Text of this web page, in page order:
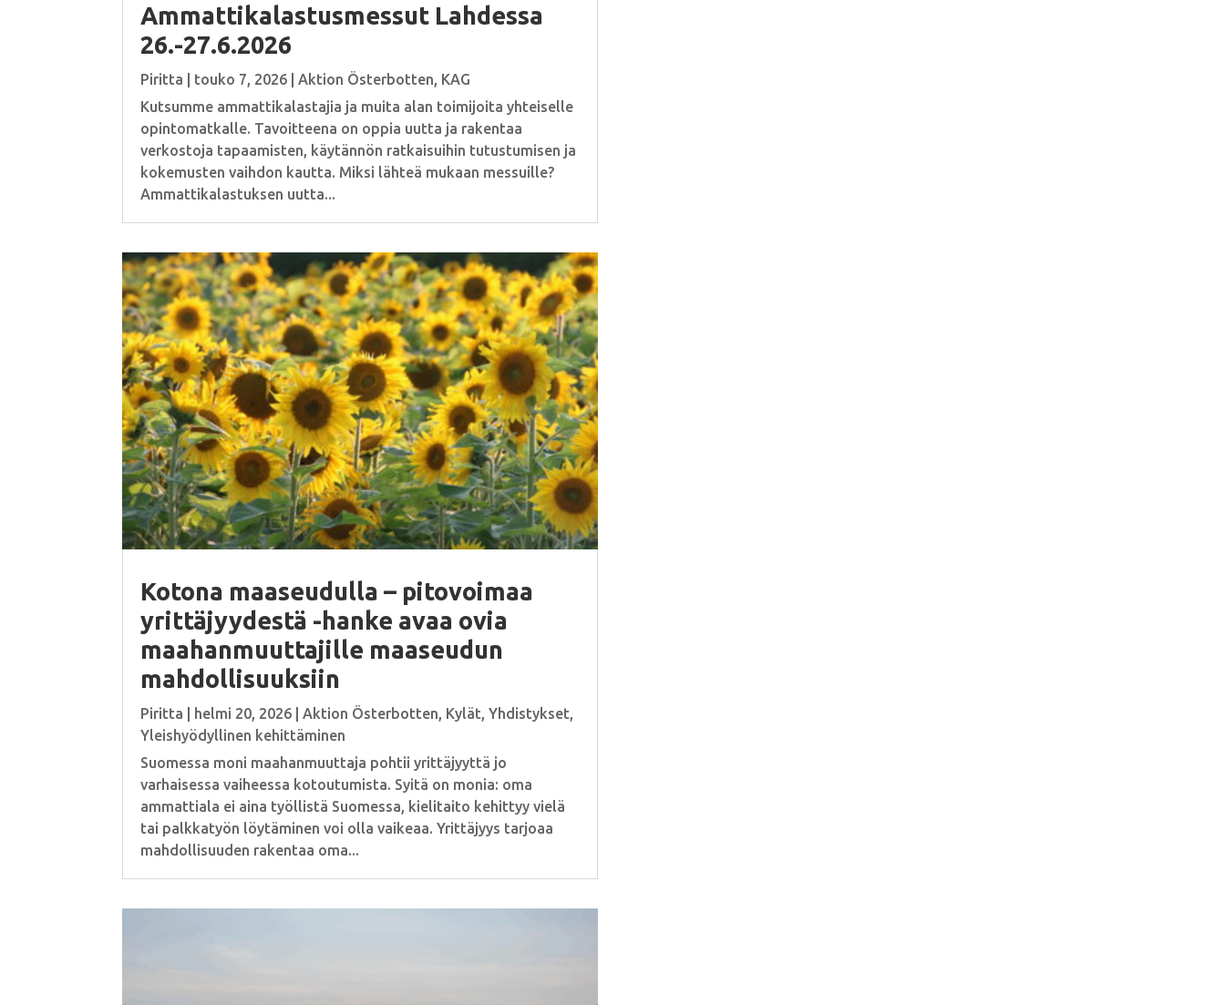
Ammattikalastusmessut Lahdessa
26.-27.6.2026
Piritta touko 7, 2026 Aktion Österbotten KAG
Kutsumme ammattikalastajia ja muita alan toimijoita yhteiselle
opintomatkalle. Tavoitteena on oppia uutta ja rakentaa
verkostoja tapaamisten, käytännön ratkaisuihin tutustumisen ja
kokemusten vaihdon kautta. Miksi lähteä mukaan messuille?
Ammattikalastuksen uutta...
Kotona maaseudulla – pitovoimaa
yrittäjyydestä -hanke avaa ovia
maahanmuuttajille maaseudun
mahdollisuuksiin
Piritta helmi 20, 2026 |Aktion Österbotten, Kylät,Yhdistykset,
Yleishyödyllinen kehittäminen
Suomessa moni maahanmuuttaja pohtii yrittäjyyttä jo
varhaisessa vaiheessa kotoutumista. Syitä on monia: oma
ammattiala ei aina työllistä Suomessa, kielitaito kehittyy vielä
tai palkkatyön löytäminen voi olla vaikeaa. Yrittäjyys tarjoaa
mahdollisuuden rakentaa oma...